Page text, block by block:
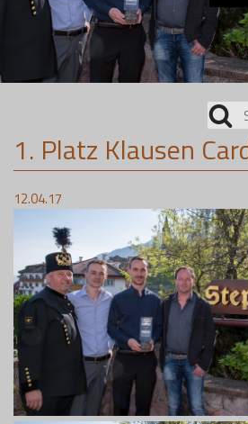
Suchen
nach:
1. Platz Klausen
12.04.17